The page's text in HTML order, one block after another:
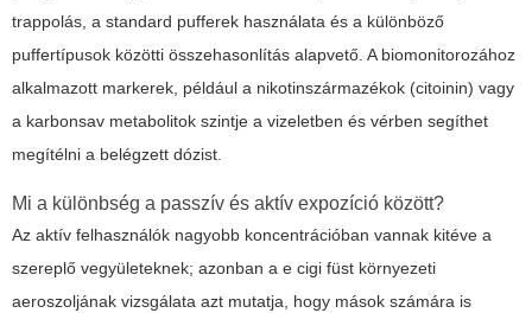
trappolás, a standard pufferek használata és a különböző
puffertípusok közötti összehasonlítás alapvető. A biomonitorozához
alkalmazott markerek, például a nikotinszármazékok (citoinin) vagy
a karbonsav metabolitok szintje a vizeletben és vérben segíthet
megítélni a belégzett dózist.
Mi a különbség a passzív és aktív expozíció között?
Az aktív felhasználók nagyobb koncentrációban vannak kitéve a
szereplő vegyületeknek; azonban a e cigi füst környezeti
aeroszoljának vizsgálata azt mutatja, hogy mások számára is